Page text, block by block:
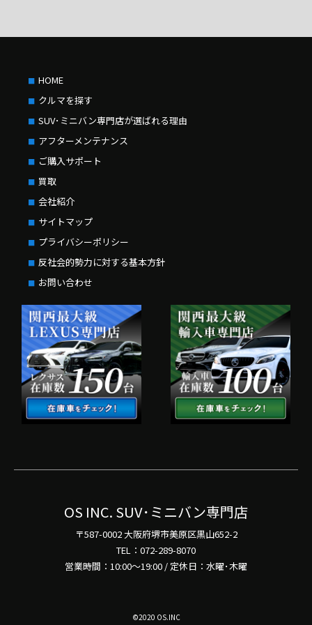
HOME
クルマを探す
SUV･ミニバン専門店が選ばれる理由
アフターメンテナンス
ご購入サポート
買取
会社紹介
サイトマップ
プライバシーポリシー
反社会的勢力に対する基本方針
お問い合わせ
OS INC. SUV･ミニバン専門店
〒587-0002 大阪府堺市美原区黒山652-2
TEL：072-289-8070
営業時間：10:00～19:00 / 定休日：水曜･木曜
©2020 OS.INC